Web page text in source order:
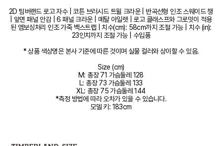
2D 팀버랜드 로고 자수 | 코튼 브러시드 트윌 크라운 | 반곡선형 인조 스웨이드 챙
| 앞면 패널 안감 | 6 패널 크라운 | 메탈 아일렛 | 로고 클래스프와 그로밋이 적용
된 엠보싱처리 인조 가죽 백스트랩 | 치수(cm): 58cm까지 조절 가능 | 치수 (in):
23인치까지 조절 가능 | 수입품
* 상품 색상명은 본사 기준에 따른 것이며 실물 컬러와 상이할 수 있음.
Size (cm)
M: 총장 71 가슴둘레 128
L: 총장 73 가슴둘레 133
XL: 총장 75 가슴둘레 144
*측정 방법에 따라 오차가 있을 수 있습니다.
모델 키: 183cm